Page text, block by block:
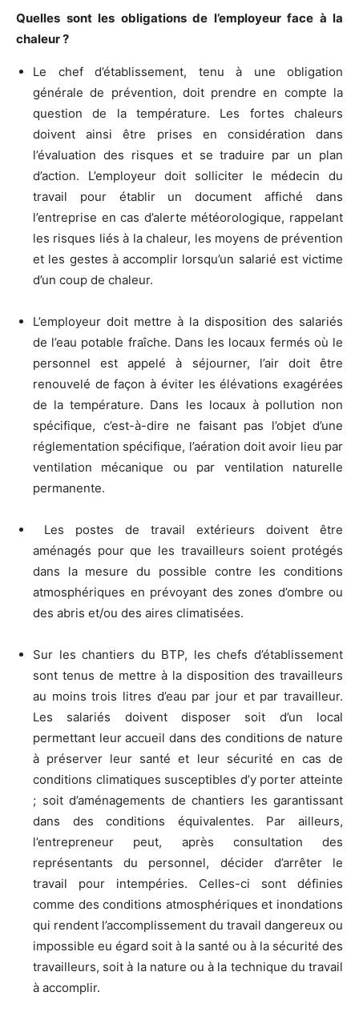
Quelles sont les obligations de l’employeur face à la
chaleur ?
Le chef d’établissement, tenu à une obligation
générale de prévention, doit prendre en compte la
question de la température. Les fortes chaleurs
doivent ainsi être prises en considération dans
l’évaluation des risques et se traduire par un plan
d’action. L’employeur doit solliciter le médecin du
travail pour établir un document affiché dans
l’entreprise en cas d’alerte météorologique, rappelant
les risques liés à la chaleur, les moyens de prévention
et les gestes à accomplir lorsqu’un salarié est victime
d’un coup de chaleur.
L’employeur doit mettre à la disposition des salariés
de l’eau potable fraîche. Dans les locaux fermés où le
personnel est appelé à séjourner, l’air doit être
renouvelé de façon à éviter les élévations exagérées
de la température. Dans les locaux à pollution non
spécifique, c’est-à-dire ne faisant pas l’objet d’une
réglementation spécifique, l’aération doit avoir lieu par
ventilation mécanique ou par ventilation naturelle
permanente.
Les postes de travail extérieurs doivent être
aménagés pour que les travailleurs soient protégés
dans la mesure du possible contre les conditions
atmosphériques en prévoyant des zones d’ombre ou
des abris et/ou des aires climatisées.
Sur les chantiers du BTP, les chefs d’établissement
sont tenus de mettre à la disposition des travailleurs
au moins trois litres d’eau par jour et par travailleur.
Les salariés doivent disposer soit d’un local
permettant leur accueil dans des conditions de nature
à préserver leur santé et leur sécurité en cas de
conditions climatiques susceptibles d’y porter atteinte
; soit d’aménagements de chantiers les garantissant
dans des conditions équivalentes. Par ailleurs,
l’entrepreneur peut, après consultation des
représentants du personnel, décider d’arrêter le
travail pour intempéries. Celles-ci sont définies
comme des conditions atmosphériques et inondations
qui rendent l’accomplissement du travail dangereux ou
impossible eu égard soit à la santé ou à la sécurité des
travailleurs, soit à la nature ou à la technique du travail
à accomplir.